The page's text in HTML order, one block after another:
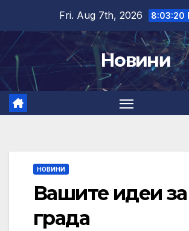
content
Fri. Aug 7th, 2026 8:03:21
Новини
НОВИНИ
Вашите идеи за
града